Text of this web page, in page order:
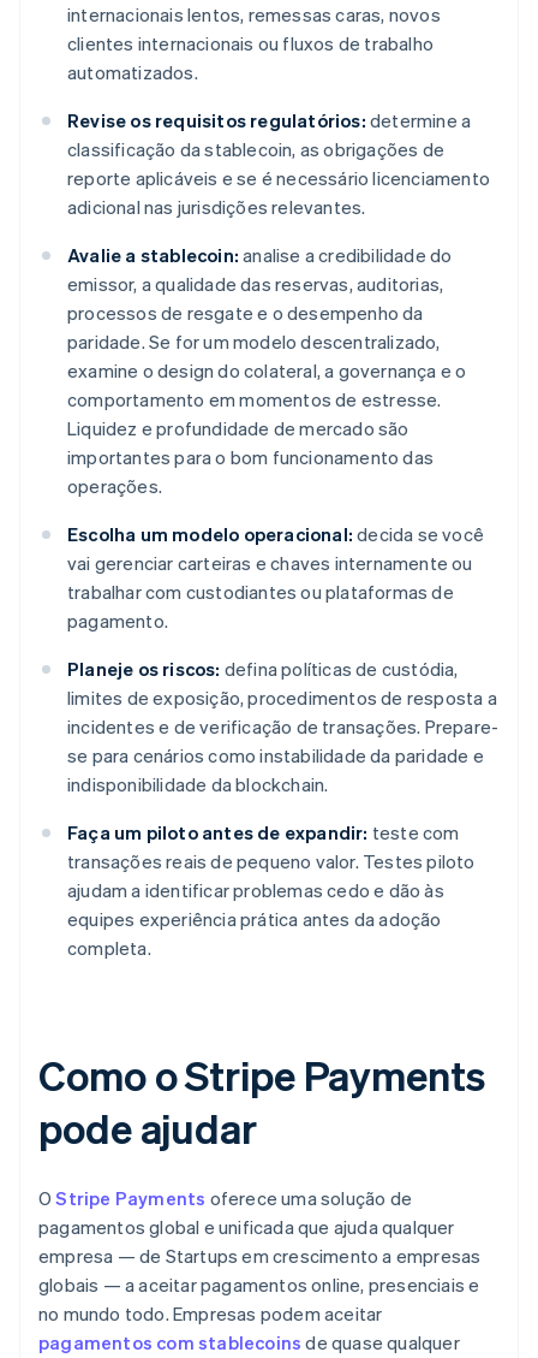
internacionais lentos, remessas caras, novos
clientes internacionais ou fluxos de trabalho
automatizados.
Revise os requisitos regulatórios: determine a
classificação da stablecoin, as obrigações de
reporte aplicáveis e se é necessário licenciamento
adicional nas jurisdições relevantes.
Avalie a stablecoin: analise a credibilidade do
emissor, a qualidade das reservas, auditorias,
processos de resgate e o desempenho da
paridade. Se for um modelo descentralizado,
examine o design do colateral, a governança e o
comportamento em momentos de estresse.
Liquidez e profundidade de mercado são
importantes para o bom funcionamento das
operações.
Escolha um modelo operacional: decida se você
vai gerenciar carteiras e chaves internamente ou
trabalhar com custodiantes ou plataformas de
pagamento.
Planeje os riscos: defina políticas de custódia,
limites de exposição, procedimentos de resposta a
incidentes e de verificação de transações. Prepare-
se para cenários como instabilidade da paridade e
indisponibilidade da blockchain.
Faça um piloto antes de expandir: teste com
transações reais de pequeno valor. Testes piloto
ajudam a identificar problemas cedo e dão às
equipes experiência prática antes da adoção
completa.
Como o Stripe Payments
pode ajudar
OStripe Payments oferece uma solução de
pagamentos global e unificada que ajuda qualquer
empresa — de Startups em crescimento a empresas
globais — a aceitar pagamentos online, presenciais e
no mundo todo. Empresas podem aceitar
pagamentos com stablecoins de quase qualquer